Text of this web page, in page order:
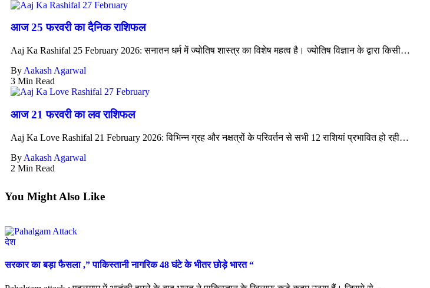
आज 25 फरवरी का दैनिक राशिफल
Aaj Ka Rashifal 25 February 2026: सनातन धर्म में ज्योतिष शास्त्र का विशेष महत्व है। ज्योतिष विज्ञान के द्वारा किसी…
By Aakash Agarwal
3 Min Read
आज 21 फरवरी का लव राशिफल
Aaj Ka Love Rashifal 21 February 2026: विभिन्न ग्रह और नक्षत्रों के परिवर्तन से सभी 12 राशियां प्रभावित हो रही…
By Aakash Agarwal
2 Min Read
You Might Also Like
देश
सरकार का बड़ा फैसला ,” पाकिस्तानी नागरिक 48 घंटे के भीतर छोड़े भारत “